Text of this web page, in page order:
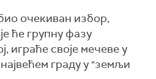
очекиван избор,
ће групну фазу
играће своје мечеве у
граду у "земљи